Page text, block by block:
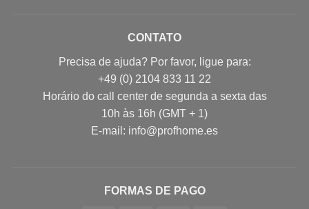
CONTATO
Precisa de ajuda? Por favor, ligue para:
+49 (0) 2104 833 11 22
Horário do call center de segunda a sexta das
10h às 16h (GMT + 1)
E-mail: info@profhome.es
FORMAS DE PAGO